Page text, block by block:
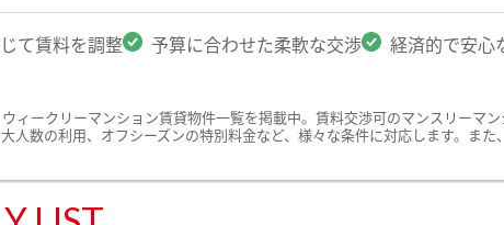
て賃料を調整 予算に合わせた柔軟な交渉 経済的で安心
ィークリーマンション賃貸物件一覧を掲載中。賃料交渉可のマンスリーマ
人数の利用、オフシーズンの特別料金など、様々な条件に対応します。ま